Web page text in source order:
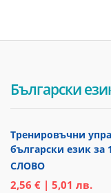
Български
Тренировъчни
български език за
СЛОВО
2,56 € | 5,01 лв.